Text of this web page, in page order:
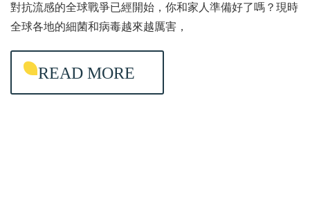
E
N
D
效
對抗流感的全球戰爭已經開始，你和家人準備好了嗎？現時
全球各地的細菌和病毒越來越厲害，
READ MORE